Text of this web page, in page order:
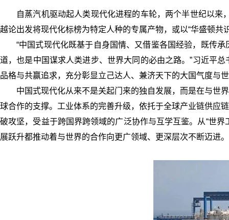
自蒸汽机驱动起人类现代化进程的车轮，两个半世纪以
越论出发将现代化标榜为特定人种的专属产物，或以“华盛顿共
“中国式现代化既基于自身国情、又借鉴各国经验，既传
道，也是中国谋求人类进步、世界大同的必由之路。”习近平
品格与共赢追求，充分彰显立己达人、兼济天下的大国气度与
中国式现代化从来不是关起门来的独自发展，而是在与世
球合作的支撑。工业体系的完善升级，依托于全球产业链供应
破攻坚，受益于跨国界跨领域的广泛协作与互学互鉴。从“世界
展跃升都推动着与世界的合作向更广领域、更深层次不断迈进。